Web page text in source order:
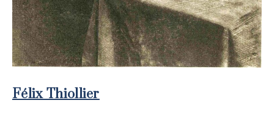
Félix Thiollier